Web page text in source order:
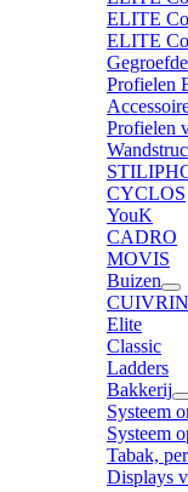
ELITE
ELITE
Profielen
Profielen
CYCLOS
YouK
CADRO
MOVIS
Buizen
Elite
Classic
Ladders
Bakkerij
Systeem
Systeem
Tabak,
Displays